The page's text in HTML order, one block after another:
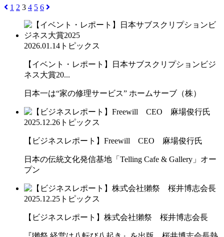
1 2 3 4 5 6
2026.01.14 トピックス
【イベント・レポート】日本サブスクリプションビジ
ネス大賞20...
日本一は“家の修理サービス” ホームサーブ（株）
2025.12.26 トピックス
【ビジネスレポート】Freewill CEO 麻場俊行氏
日本の伝統文化発信基地「Telling Cafe & Gallery」オー
プン
2025.12.25 トピックス
【ビジネスレポート】株式会社獺祭 桜井博志会長